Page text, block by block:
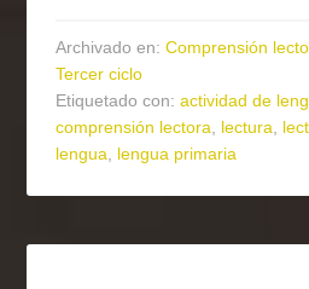
Archivado en:Comprensión
Tercer ciclo
Etiquetado con:actividad de
comprensión lectora
lectura
lengua
lengua primaria